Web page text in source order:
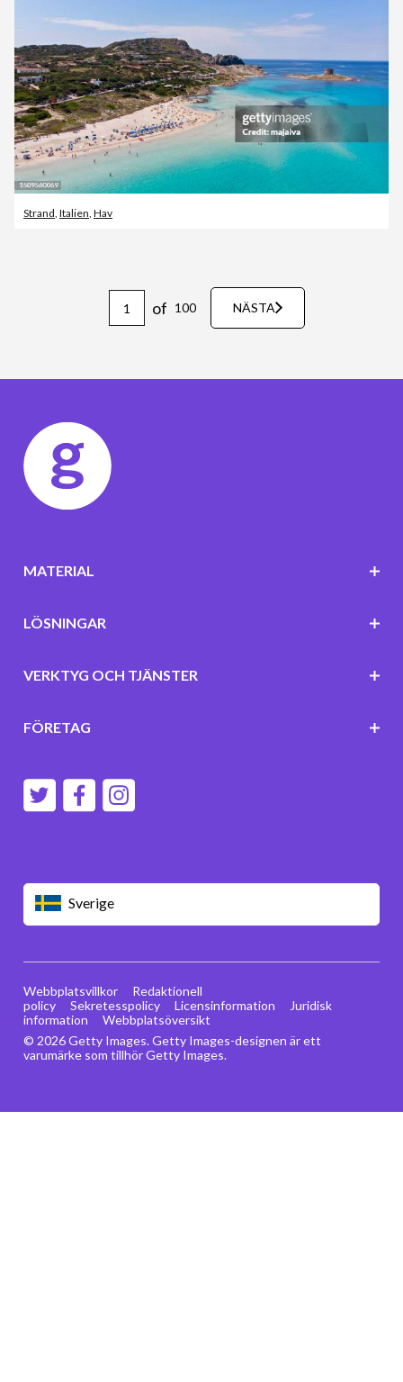
Strand, Italien, Hav
of 100 NÄSTA
Sverige
MATERIAL
LÖSNINGAR
VERKTYG OCH TJÄNSTER
FÖRETAG
© 2026 Getty Images. Getty Images-designen är ett
varumärke som tillhör Getty Images.
Webbplatsvillkor
Redaktionell
policy
Sekretesspolicy Licensinformation
Juridisk
information
Webbplatsöversikt